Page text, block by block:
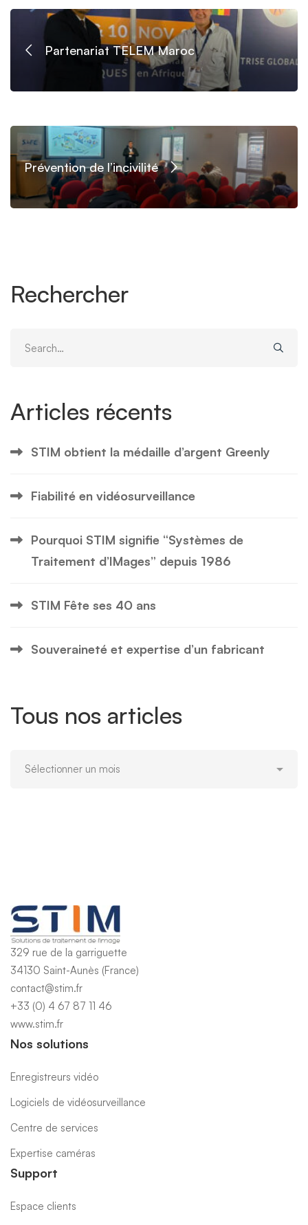
Partenariat TELEM Maroc
Prévention de l’incivilité
Rechercher
Articles récents
STIM obtient la médaille d’argent Greenly
Fiabilité en vidéosurveillance
Pourquoi STIM signifie “Systèmes de
Traitement d’IMages” depuis 1986
STIM Fête ses 40 ans
Souveraineté et expertise d’un fabricant
Tous nos articles
329 rue de la garriguette
34130 Saint-Aunès (France)
contact@stim.fr
+33 (0) 4 67 87 11 46
www.stim.fr
Nos solutions
Enregistreurs vidéo
Logiciels de vidéosurveillance
Centre de services
Expertise caméras
Support
Espace clients